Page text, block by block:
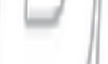
Košice, Slovensko